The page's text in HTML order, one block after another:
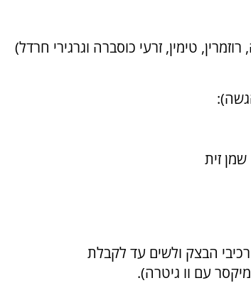
טימין, זרעי כוסברה וגרגירי חרדל)
זית
הבצק ולשים עד לקבלת
עם וו גיטרה).